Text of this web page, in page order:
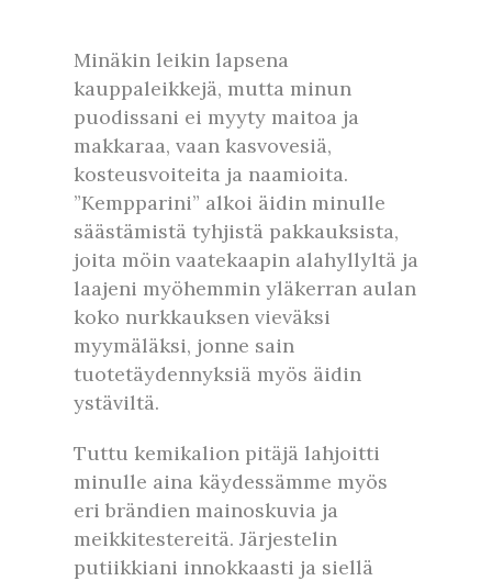
Minäkin leikin lapsena
kauppaleikkejä, mutta minun
puodissani ei myyty maitoa ja
makkaraa, vaan kasvovesiä,
kosteusvoiteita ja naamioita.
”Kempparini” alkoi äidin minulle
säästämistä tyhjistä pakkauksista,
joita möin vaatekaapin alahyllyltä ja
laajeni myöhemmin yläkerran aulan
koko nurkkauksen vieväksi
myymäläksi, jonne sain
tuotetäydennyksiä myös äidin
ystäviltä.
Tuttu kemikalion pitäjä lahjoitti
minulle aina käydessämme myös
eri brändien mainoskuvia ja
meikkitestereitä. Järjestelin
putiikkiani innokkaasti ja siellä